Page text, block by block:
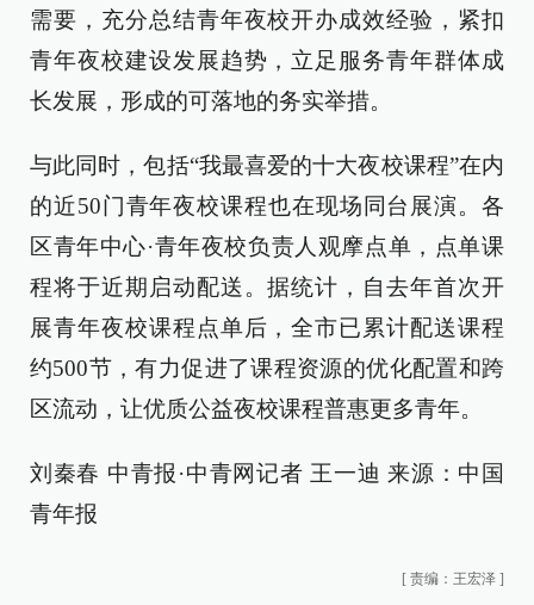
需要，充分总结青年夜校开办成效经验，紧扣
青年夜校建设发展趋势，立足服务青年群体成
长发展，形成的可落地的务实举措。
与此同时，包括“我最喜爱的十大夜校课程”在内
的近50门青年夜校课程也在现场同台展演。各
区青年中心·青年夜校负责人观摩点单，点单课
程将于近期启动配送。据统计，自去年首次开
展青年夜校课程点单后，全市已累计配送课程
约500节，有力促进了课程资源的优化配置和跨
区流动，让优质公益夜校课程普惠更多青年。
刘秦春 中青报·中青网记者 王一迪 来源：中国
青年报
[ 责编：王宏泽 ]